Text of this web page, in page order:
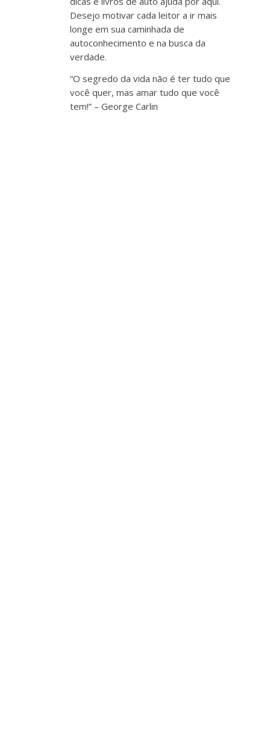
Desejo motivar cada leitor a ir mais
longe em sua caminhada de
autoconhecimento e na busca da
verdade.
“O segredo da vida não é ter tudo que
você quer, mas amar tudo que você
tem!” – George Carlin